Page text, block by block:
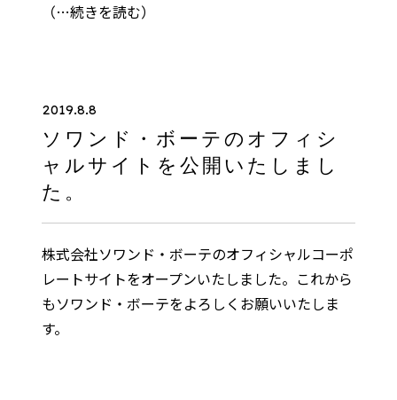
（…続きを読む）
2019.8.8
ソワンド・ボーテのオフィシ
ャルサイトを公開いたしまし
た。
株式会社ソワンド・ボーテのオフィシャルコーポ
レートサイトをオープンいたしました。これから
もソワンド・ボーテをよろしくお願いいたしま
す。